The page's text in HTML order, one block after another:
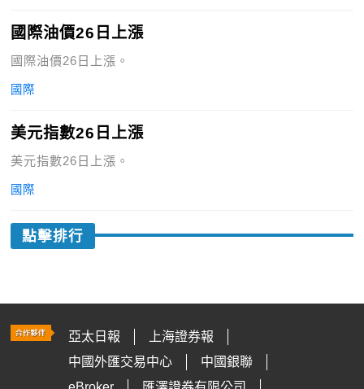
國際油價26日上漲
國際油價26日上漲。
國際
美元指數26日上漲
美元指數26日上漲。
國際
點擊排行
亞太日報
上海證券報
中國外匯交易中心
中國銀聯